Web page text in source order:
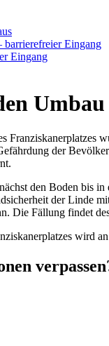
barrierefreier Eingang
Eingang
Franziskanerplatzes
der
den Boden bis
der Linde
Die Fällung findet
wird